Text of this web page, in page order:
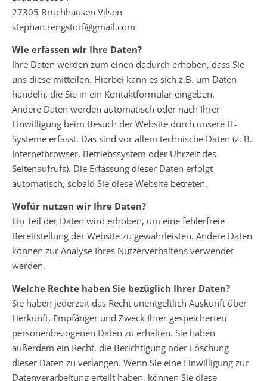
27305 Bruchhausen Vilsen
stephan.rengstorf@gmail.com
Wie erfassen wir Ihre Daten?
Ihre Daten werden zum einen dadurch erhoben, dass Sie
uns diese mitteilen. Hierbei kann es sich z.B. um Daten
handeln, die Sie in ein Kontaktformular eingeben.
Andere Daten werden automatisch oder nach Ihrer
Einwilligung beim Besuch der Website durch unsere IT-
Systeme erfasst. Das sind vor allem technische Daten (z. B.
Internetbrowser, Betriebssystem oder Uhrzeit des
Seitenaufrufs). Die Erfassung dieser Daten erfolgt
automatisch, sobald Sie diese Website betreten.
Wofür nutzen wir Ihre Daten?
Ein Teil der Daten wird erhoben, um eine fehlerfreie
Bereitstellung der Website zu gewährleisten. Andere Daten
können zur Analyse Ihres Nutzerverhaltens verwendet
werden.
Welche Rechte haben Sie bezüglich Ihrer Daten?
Sie haben jederzeit das Recht unentgeltlich Auskunft über
Herkunft, Empfänger und Zweck Ihrer gespeicherten
personenbezogenen Daten zu erhalten. Sie haben
außerdem ein Recht, die Berichtigung oder Löschung
dieser Daten zu verlangen. Wenn Sie eine Einwilligung zur
Datenverarbeitung erteilt haben, können Sie diese